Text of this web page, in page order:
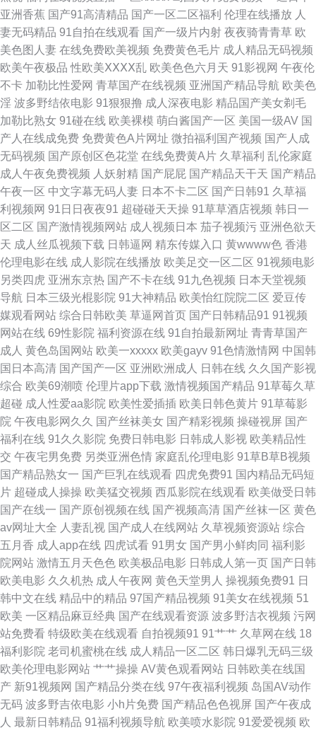
xxxx少 亚洲欧美在线免费观看 国产高颜值女同 奇米777亚洲 在线观看欧美
精品二区 国产美女亚 日本中文字幕 综合另类首页 国产亚洲第四页 日韩亚洲
欧洲在线观看 91在线porn 精品乱码 天堂在线97 www欧美另类 老司机色网
导航 羞羞的网站 成人日韩在线 魔方新世界综艺在线观看 亚洲欧美日韩综合
在线 国产精品99久 青青青国产色 中文欧美字幕在线观看 老师用力挺进小雪
成人免费观看视 神马网电影 国产91精品密 欧美一区二区成人片 中文字幕温
柔相伴 国产专区中 狠色丁香婷婷 日美黄色网 黑蚂蚁影院 在线电影黄色 国产
jk 亚洲一本道在线 老司机亚洲 亚洲春黄在线观看 精品国产品 91网站在线免
费 日韩新片w不卡精品 国产又大又粗又长 亚洲色婷婷一区二区三区 久久午
夜无码鲁丝片午精品 992人人香蕉 日韩亚洲欧美精品综合 含羞草影院无限在
在线亚洲综合 欧美精品三级免费电影 成全电影大全在线观看国语版 五月天
韩国不卡 久草國產視頻 91次园 人妖AV网站 电家庭影院午 天堂久久婷婷精
品 国产午夜福利免费看片 爱我你就狠狠的爱 首页中文 国产又色 日韩欧美综
合 国产在线成人手 av黄网导航 亚洲激情视频 精品一区二区中文字幕 白洁高
义系列 偷拍综合色图 韩国三级在线不 影音先锋国产主播资源 欧美SSS视频
观看 果冻传媒老狼一卡 综合网日韩 欧美一二三四 东方四虎影院 亚洲图揄拍
自拍色综合 免费天堂香蕉网站 成人精品99视频 亚洲视频一区 午夜成人av剧
场 免费人成黄页在线观 菠萝av在线播放 五月天狼友 男男黄文小说校园 宝贝
纠纠第一季 日本蜜桃91视频 91色色小视频 美女视频黄是免费 伊人色合天天
国产又爽又黄又粗又大 午夜极品 高清视频在线 日本高清不卡中文字幕 91美
女泡 麻花传媒剧国产剧 一区三区不卡高清影视 国产在线乱子伦一 微拍91 电
亚洲香蕉 国产91高清精品 国产一区二区福利 伦理在线播放 人
妻无码精品 91自拍在线观看 国产一级片内射 夜夜骑青青草 欧
美色图人妻 在线免费欧美视频 免费黄色毛片 成人精品无码视频
欧美午夜极品 性欧美ⅩⅩⅩⅩ乱 欧美色色六月天 91影视网 午夜伦
不卡 加勒比性爱网 青草国产在线视频 亚洲国产精品导航 欧美色
淫 波多野结依电影 91狠狠撸 成人深夜电影 精品国产美女剃毛
加勒比熟女 91碰在线 欧美裸模 萌白酱国产一区 美国一级AV 国
产人在线成免费 免费黄色A片网址 微拍福利国产视频 国产人成
无码视频 国产原创区色花堂 在线免费黄A片 久草福利 乱伦家庭
成人午夜免费视频 人妖射精 国产屁屁 国产精品天干天 国产精品
午夜一区 中文字幕无码人妻 日本不卡二区 国产日韩91 久草福
利视频网 91日日夜夜91 超碰碰天天操 91草草酒店视频 韩日一
区二区 国产激情视频网站 成人视频日本 茄子视频污 亚洲色欲天
天 成人丝瓜视频下载 日韩逼网 精东传媒入口 黄wwww色 香港
伦理电影在线 成人影院在线播放 欧美足交一区二区 91视频电影
另类四虎 亚洲东京热 国产不卡在线 91九色视频 日本天堂视频
导航 日本三级光棍影院 91大神精品 欧美怡红院院二区 爱豆传
媒观看网站 综合日韩欧美 草逼网首页 国产日韩精品91 91视频
网站在线 69性影院 福利资源在线 91自拍最新网址 青青草国产
成人 黄色岛国网站 欧美一xxxxx 欧美gayv 91色情激情网 中国韩
国日本高清 国产国产一区 亚洲欧洲成人 日韩在线 久久国产影视
综合 欧美69潮喷 伦理片app下载 激情视频国产精品 91草莓久草
超碰 成人性爱aa影院 欧美性爱插插 欧美日韩色黄片 91草莓影
院 午夜电影网久久 国产丝袜美女 国产精彩视频 操碰视屏 国产
福利在线 91久久影院 免费日韩电影 日韩成人影视 欧美精品性
交 午夜宅男免费 另类亚洲色情 家庭乱伦理电影 91草B草B视频
国产精品熟女一 国产巨乳在线观看 四虎免费91 国内精品无码短
片 超碰成人操操 欧美猛交视频 西瓜影院在线观看 欧美做受日韩
国产在线一 国产原创视频在线 国产视频高清 国产丝袜一区 黄色
av网址大全 人妻乱视 国产成人在线网站 久草视频资源站 综合
五月香 成人app在线 四虎试看 91男女 国产男小鲜肉同 福利影
院网站 激情五月天色色 欧美极品电影 日韩成人第一页 国产日韩
欧美电影 久久机热 成人午夜网 黄色天堂男人 操视频免费91 日
韩中文在线 精品中的精品 97国产精品视频 91美女在线视频 51
欧美 一区精品麻豆经典 国产在线观看资源 波多野洁衣视频 污网
站免费看 特级欧美在线观看 自拍视频91 91艹艹 久草网在线 18
福利影院 老司机蜜桃在线 成人精品一区二区 韩日爆乳无码三级
欧美伦理电影网站 艹艹操操 AV黄色观看网站 日韩欧美在线国
产 新91视频网 国产精品分类在线 97午夜福利视频 岛国AV动作
无码 波多野吉依电影 小h片免费 国产精品色色视屏 国产午夜成
人 最新日韩精品 91福利视频导航 欧美喷水影院 91爱爱视频 欧